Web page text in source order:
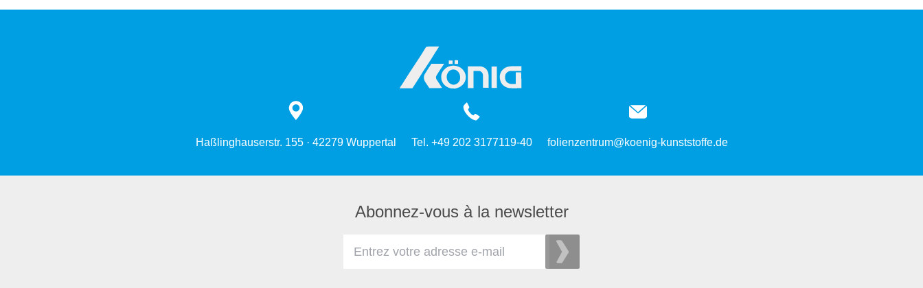
Haßlinghauserstr. 155 · 42279 Wuppertal Tel. +49 202 3177119-40 folienzentrum@koenig-kunststoffe.de
Abonnez-vous à la newsletter